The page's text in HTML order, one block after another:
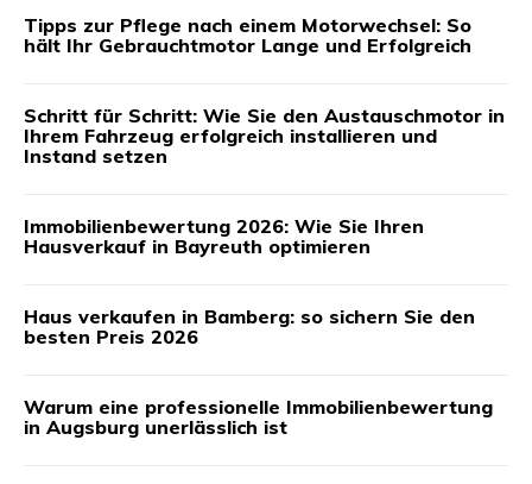
Tipps zur Pflege nach einem Motorwechsel: So
hält Ihr Gebrauchtmotor Lange und Erfolgreich
Schritt für Schritt: Wie Sie den Austauschmotor in
Ihrem Fahrzeug erfolgreich installieren und
Instand setzen
Immobilienbewertung 2026: Wie Sie Ihren
Hausverkauf in Bayreuth optimieren
Haus verkaufen in Bamberg: so sichern Sie den
besten Preis 2026
Warum eine professionelle Immobilienbewertung
in Augsburg unerlässlich ist